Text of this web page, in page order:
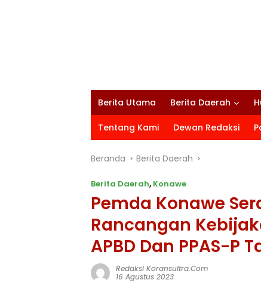
Berita Utama Berita Daerah
Tentang Kami Dewan Redaksi
Beranda Berita Daerah
Berita Daerah, Konawe
Pemda Konawe
Rancangan
APBD Dan PPAS-P
Redaksi Koransultra.com
16 Agustus 2023